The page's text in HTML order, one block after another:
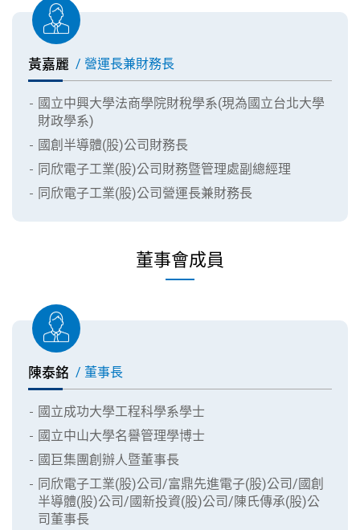
黃嘉麗 / 營運長兼財務長
國立中興大學法商學院財稅學系(現為國立台北大學
財政學系)
國創半導體(股)公司財務長
同欣電子工業(股)公司財務暨管理處副總經理
同欣電子工業(股)公司營運長兼財務長
董事會成員
陳泰銘 / 董事長
國立成功大學工程科學系學士
國立中山大學名譽管理學博士
國巨集團創辦人暨董事長
同欣電子工業(股)公司/富鼎先進電子(股)公司/國創
半導體(股)公司/國新投資(股)公司/陳氏傳承(股)公
司董事長